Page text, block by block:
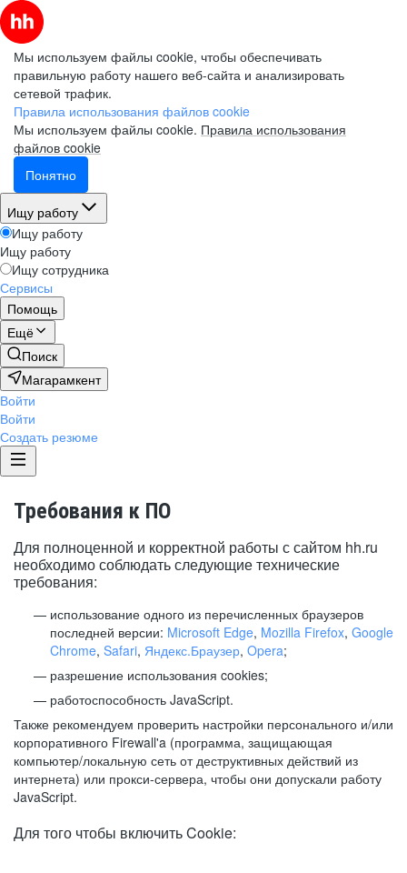
Мы используем файлы cookie, чтобы обеспечивать
правильную работу нашего веб-сайта и анализировать
сетевой трафик.
Правила использования файлов cookie
Мы используем файлы cookie. Правила использования
файлов cookie
Понятно
Ищу работу
Ищу работу
Ищу работу
Ищу сотрудника
Сервисы
Помощь
Ещё
Поиск
Магарамкент
Войти
Войти
Создать резюме
Требования к ПО
Для полноценной и корректной работы с сайтом hh.ru
необходимо соблюдать следующие технические
требования:
использование одного из перечисленных браузеров
последней версии: Microsoft Edge, Mozilla Firefox, Google
Chrome, Safari, Яндекс.Браузер, Opera;
разрешение использования cookies;
работоспособность JavaScript.
Также рекомендуем проверить настройки персонального и/или
корпоративного Firewall'a (программа, защищающая
компьютер/локальную сеть от деструктивных действий из
интернета) или прокси-сервера, чтобы они допускали работу
JavaScript.
Для того чтобы включить Cookie: